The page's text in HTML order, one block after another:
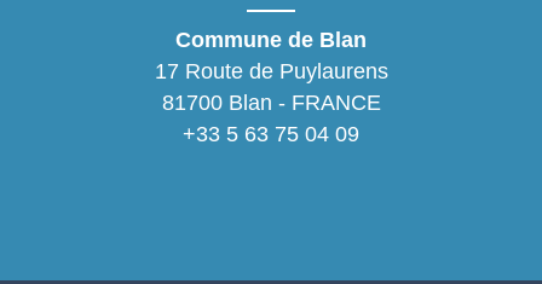
Commune de Blan
17 Route de Puylaurens
81700 Blan - FRANCE
+33 5 63 75 04 09